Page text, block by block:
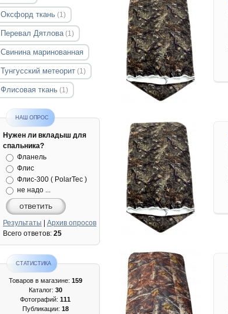
Оксфорд ткань (1)
Перевал Дятлова(1)
Свинина маринованная
Тунгусский метеорит (1)
Флисовая ткань (1)
НАШ ОПРОС
Нужен ли вкладыш для
спальника?
Фланель
Флис
Флис-300 ( PolarTec )
не надо ...
ответить
Результаты
Архив опросов
Всего ответов: 25
СТАТИСТИКА
Товаров в магазине: 159
Каталог: 30
Фотографий: 111
Публикации: 18